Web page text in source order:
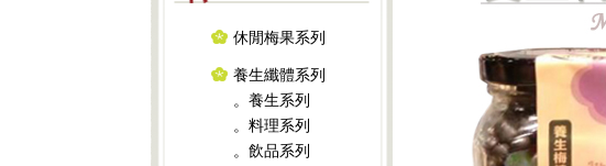
休閒梅果系列
養生纖體系列
。養生系列
。料理系列
。飲品系列